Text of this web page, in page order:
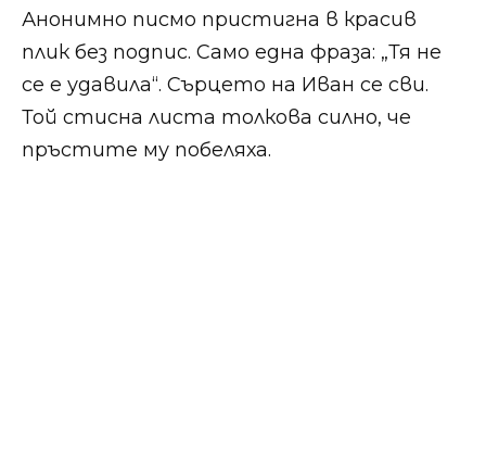
Анонимно писмо пристигна в красив
плик без подпис. Само една фраза: „Тя не
се е удавила“. Сърцето на Иван се сви.
Той стисна листа толкова силно, че
пръстите му побеляха.